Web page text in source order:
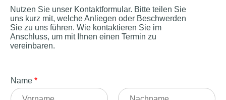
Nutzen Sie unser Kontaktformular. Bitte teilen Sie
uns kurz mit, welche Anliegen oder Beschwerden
Sie zu uns führen. Wie kontaktieren Sie im
Anschluss, um mit Ihnen einen Termin zu
vereinbaren.
Name *